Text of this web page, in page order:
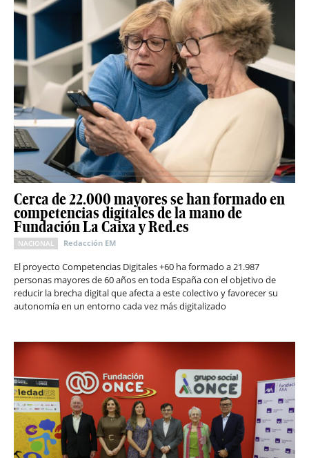
Cerca de 22.000 mayores se han formado en
competencias digitales de la mano de
Fundación La Caixa y Red.es
NACIONAL Redacción EM
El proyecto Competencias Digitales +60 ha formado a 21.987
personas mayores de 60 años en toda España con el objetivo de
reducir la brecha digital que afecta a este colectivo y favorecer su
autonomía en un entorno cada vez más digitalizado